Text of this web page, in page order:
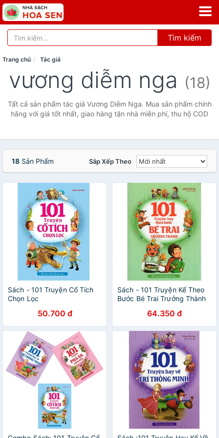
Tìm kiếm
Trang chủ Tác giả
vương diễm nga (18)
Tất cả sản phẩm tác giả Vương Diễm Nga. Mua sản phẩm chính
hãng với giá tốt nhất, giao hàng tận nhà miễn phí, thu hộ COD
18 Sản Phẩm Sắp Xếp Theo
Sách - 101 Truyện Cổ Tích
Chọn Lọc
50.700 đ
Sách - 101 Truyện Kể Theo
Bước Bé Trai Trưởng Thành
64.350 đ